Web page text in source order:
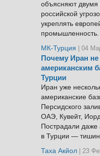
объясняют
российской
укреплять
МК-Турция
| 04
Почему Иран не
американским
Турции
Иран уже
американские
Персидского
ОАЭ, Кувейт,
Пострадали
в Турции —
Таха Акйол | 23